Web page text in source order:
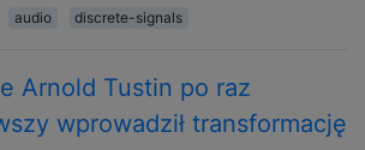
audio discrete-signals
Arnold Tustin po raz
wprowadził transformację